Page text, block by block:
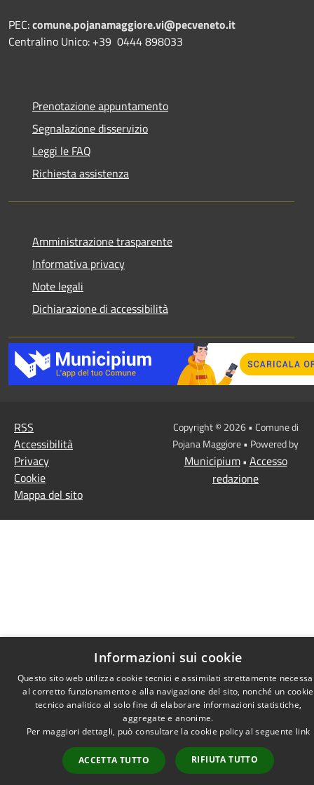
PEC:comune.pojanamaggiore.vi@pecveneto.it
Centralino Unico: +39 0444 898033
Prenotazione appuntamento
Segnalazione disservizio
Leggi le FAQ
Richiesta assistenza
Amministrazione trasparente
Informativa privacy
Note legali
Dichiarazione di accessibilità
RSS
Accessibilità
Privacy
Cookie
Mappa del sito
Copyright © 2026 • Comune di
Pojana Maggiore • Powered by
Municipium• Accesso
redazione
Informazioni sui cookie
Questo sito web utilizza cookie tecnici e assimilati strettamente
al corretto funzionamento e alla navigazione del sito, nonché un cookie
tecnico analitico al solo fine di elaborare informazioni statistiche,
aggregate e anonime.
Per maggiori dettagli, può consultare la cookie policy al seguente link
ACCETTA TUTTO RIFIUTA TUTTO